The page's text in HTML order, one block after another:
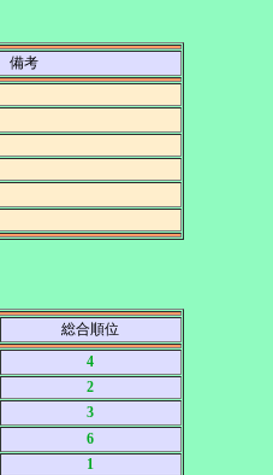
備考
総合順位
4
2
3
6
1